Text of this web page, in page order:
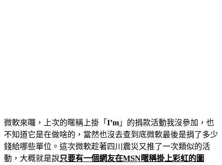
微軟來囉，上次的暱稱上掛「 I’m 」的捐款活動我沒參加，也
不知道它是在做啥的，當然也沒去查到底微軟最後是捐了多少
錢給哪些單位。這次微軟趁著四川震災又推了一次類似的活
動，大概就是說只要有一個網友在MSN暱稱掛上彩虹的圖